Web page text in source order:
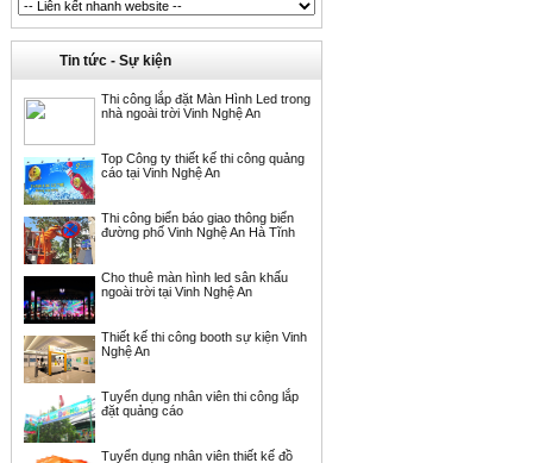
Tin tức - Sự kiện
Thi công lắp đặt Màn Hình Led trong
nhà ngoài trời Vinh Nghệ An
Top Công ty thiết kế thi công quảng
cáo tại Vinh Nghệ An
Thi công biển báo giao thông biển
đường phố Vinh Nghệ An Hà Tĩnh
Cho thuê màn hình led sân khấu
ngoài trời tại Vinh Nghệ An
Thiết kế thi công booth sự kiện Vinh
Nghệ An
Tuyển dụng nhân viên thi công lắp
đặt quảng cáo
Tuyển dụng nhân viên thiết kế đồ